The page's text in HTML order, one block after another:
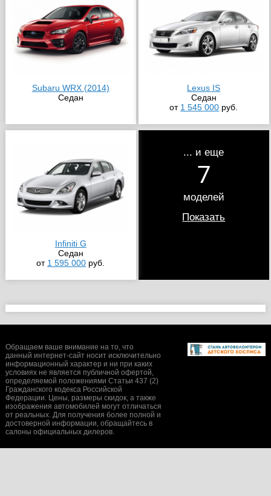
Subaru WRX (2014)
Седан
Lexus IS
Седан
от 1 545 000 руб.
Infiniti G
Седан
от 1 595 000 руб.
... и еще
7
моделей
Показать
Обращаем ваше внимание на то, что
данный интернет-сайт носит исключительно
информационный характер и ни при каких
условиях не является публичной офертой,
определяемой положениями Статьи 437 (2)
Гражданского кодекса Российской
Федерации. Цены, размеры скидок, а также
изображения автомобилей могут отличаться
от реальных. Для получения более полной и
достоверной информации, обращайтесь в
салоны официальных дилеров.